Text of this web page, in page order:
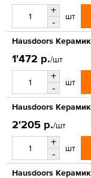
+
-
шт
Hausdoors
1'472 р./шт
+
-
шт
Hausdoors
2'205 р./шт
+
-
шт
Hausdoors